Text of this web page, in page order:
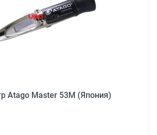
Atago Master 53M (Япония)